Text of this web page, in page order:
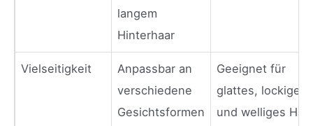
langem
Hinterhaar
Vielseitigkeit
Anpassbar an
verschiedene
Gesichtsformen
Geeignet für
glattes, lockiges
und welliges